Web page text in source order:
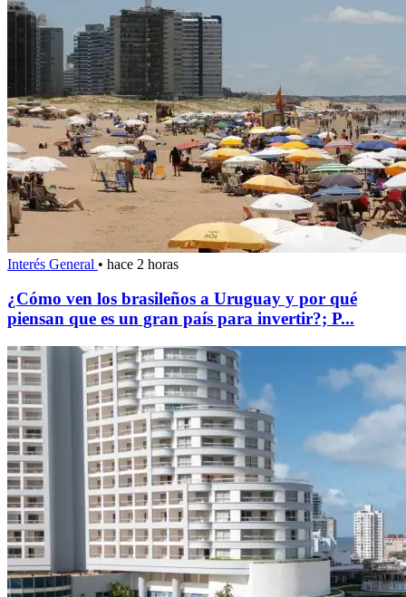
Interés General • hace 2 horas
¿Cómo ven los brasileños a Uruguay y por qué
piensan que es un gran país para invertir?; P...